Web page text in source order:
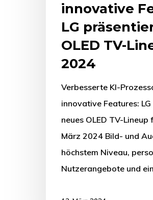
Drücken Sie Enter zum
innovative
LG
OLED TV-
2024
Verbesserte KI-
innovative Features:
neues OLED TV-
März 2024 Bild- und
höchstem Niveau,
Nutzerangebote und